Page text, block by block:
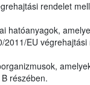
rendelet
hatóanyagok,
2011/EU
részében.